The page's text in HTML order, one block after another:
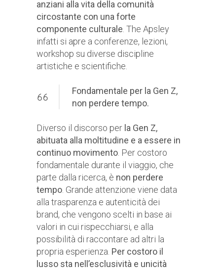
anziani alla vita della comunità
circostante con una forte
componente culturale . The Apsley
infatti si apre a conferenze, lezioni,
workshop su diverse discipline
artistiche e scientifiche.
Fondamentale per la Gen Z,
non perdere tempo.
Diverso il discorso per la Gen Z,
abituata alla moltitudine e a essere in
continuo movimento . Per costoro
fondamentale durante il viaggio, che
parte dalla ricerca, è non perdere
tempo . Grande attenzione viene data
alla trasparenza e autenticità dei
brand, che vengono scelti in base ai
valori in cui rispecchiarsi, e alla
possibilità di raccontare ad altri la
propria esperienza. Per costoro il
lusso sta nell’esclusività e unicità